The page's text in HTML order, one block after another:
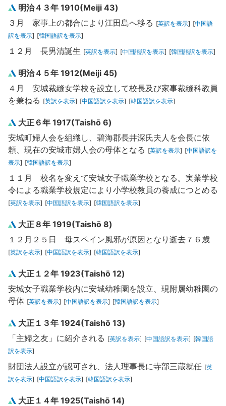
明治４３年 1910(Meiji 43)
３月 家事上の都合により江田島へ移る [英訳を表示] [中国語
訳を表示] [韓国語訳を表示]
１２月 長男清誕生 [英訳を表示] [中国語訳を表示] [韓国語訳を表示]
明治４５年 1912(Meiji 45)
４月 安城裁縫女学校を設立して校長及び家事裁縫科教員
を兼ねる [英訳を表示] [中国語訳を表示] [韓国語訳を表示]
大正６年 1917(Taishō 6)
安城町婦人会を組織し、碧海郡長井深氏夫人を会長に依
頼、現在の安城市婦人会の母体となる [英訳を表示] [中国語訳を
表示] [韓国語訳を表示]
１１月 校名を変えて安城女子職業学校となる。実業学校
令による職業学校規定により小学校教員の養成につとめる
[英訳を表示] [中国語訳を表示] [韓国語訳を表示]
大正８年 1919(Taishō 8)
１２月２５日 母スペイン風邪が原因となり逝去７６歳
[英訳を表示] [中国語訳を表示] [韓国語訳を表示]
大正１２年 1923(Taishō 12)
安城女子職業学校内に安城幼稚園を設立、現附属幼稚園の
母体 [英訳を表示] [中国語訳を表示] [韓国語訳を表示]
大正１３年 1924(Taishō 13)
「主婦之友」に紹介される [英訳を表示] [中国語訳を表示] [韓国語
訳を表示]
財団法人設立が認可され、法人理事長に寺部三蔵就任 [英
訳を表示] [中国語訳を表示] [韓国語訳を表示]
大正１４年 1925(Taishō 14)